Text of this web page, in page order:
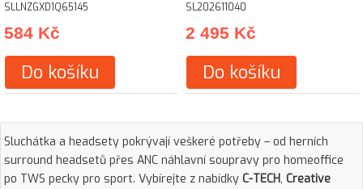
SLLNZGXD1Q65145
584 Kč
Do košíku
SL202611040
2 495 Kč
Do košíku
Sluchátka a headsety pokrývají veškeré potřeby – od herních
surround headsetů přes ANC náhlavní soupravy pro homeoffice
po TWS pecky pro sport. Vybírejte z nabídky C-TECH, Creative